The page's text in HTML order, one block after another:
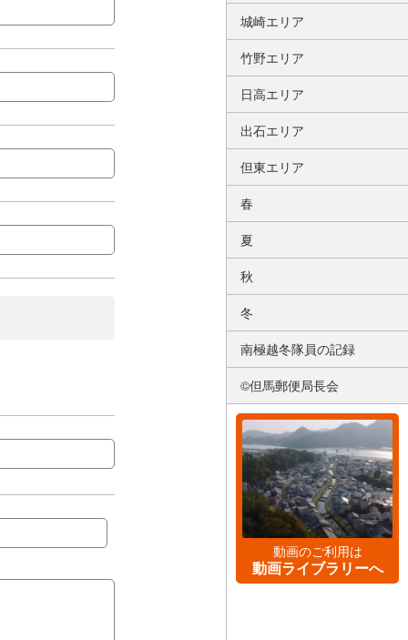
城崎エリア
竹野エリア
日高エリア
出石エリア
但東エリア
春
夏
秋
冬
南極越冬隊員の記録
©但馬郵便局長会
動画のご利用は
動画ライブラリーへ